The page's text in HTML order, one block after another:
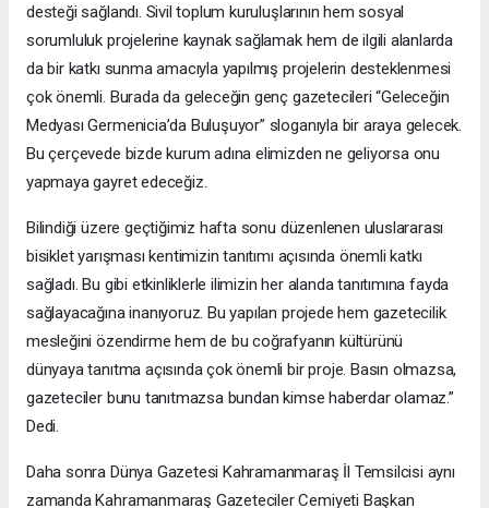
desteği sağlandı. Sivil toplum kuruluşlarının hem sosyal
sorumluluk projelerine kaynak sağlamak hem de ilgili alanlarda
da bir katkı sunma amacıyla yapılmış projelerin desteklenmesi
çok önemli. Burada da geleceğin genç gazetecileri “Geleceğin
Medyası Germenicia’da Buluşuyor” sloganıyla bir araya gelecek.
Bu çerçevede bizde kurum adına elimizden ne geliyorsa onu
yapmaya gayret edeceğiz.
Bilindiği üzere geçtiğimiz hafta sonu düzenlenen uluslararası
bisiklet yarışması kentimizin tanıtımı açısında önemli katkı
sağladı. Bu gibi etkinliklerle ilimizin her alanda tanıtımına fayda
sağlayacağına inanıyoruz. Bu yapılan projede hem gazetecilik
mesleğini özendirme hem de bu coğrafyanın kültürünü
dünyaya tanıtma açısında çok önemli bir proje. Basın olmazsa,
gazeteciler bunu tanıtmazsa bundan kimse haberdar olamaz.”
Dedi.
Daha sonra Dünya Gazetesi Kahramanmaraş İl Temsilcisi aynı
zamanda Kahramanmaraş Gazeteciler Cemiyeti Başkan